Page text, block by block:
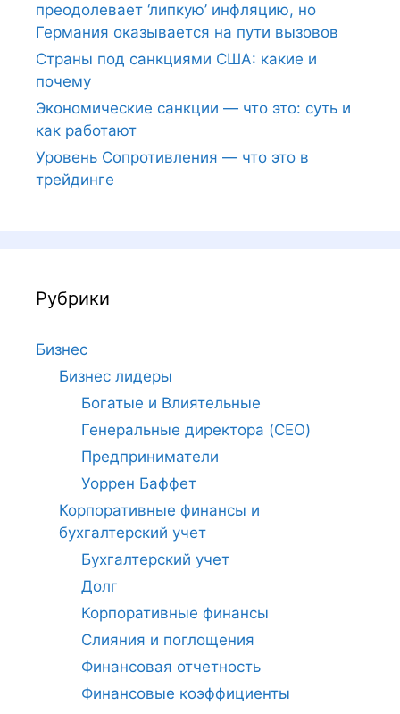
преодолевает ‘липкую’ инфляцию, но
Германия оказывается на пути вызовов
Страны под санкциями США: какие и
почему
Экономические санкции — что это: суть и
как работают
Уровень Сопротивления — что это в
трейдинге
Рубрики
Бизнес
Бизнес лидеры
Богатые и Влиятельные
Генеральные директора (CEO)
Предприниматели
Уоррен Баффет
Корпоративные финансы и
бухгалтерский учет
Бухгалтерский учет
Долг
Корпоративные финансы
Слияния и поглощения
Финансовая отчетность
Финансовые коэффициенты